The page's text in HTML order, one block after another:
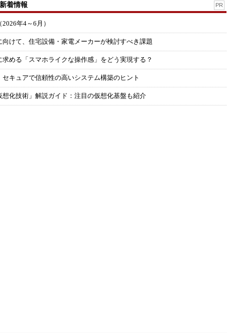
着情報 PR
年4～6月）
けて、住宅設備・家電メーカーが検討すべき課題
める「スマホライクな操作感」をどう実現する？
キュアで信頼性の高いシステム構築のヒント
想化技術」解説ガイド：注目の仮想化基盤も紹介